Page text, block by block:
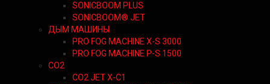
SONICBOOM PLUS
SONICBOOM® JET
ДЫМ МАШИНЫ
PRO FOG MACHINE X-S 3000
PRO FOG MACHINE P-S 1500
CO2
CO2 JET X-C1